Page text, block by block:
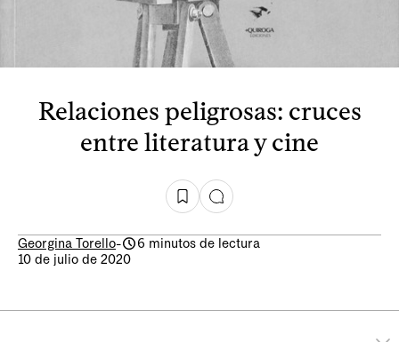
Relaciones peligrosas: cruces
entre literatura y cine
Georgina Torello-
6 minutos de lectura
10 de julio de 2020